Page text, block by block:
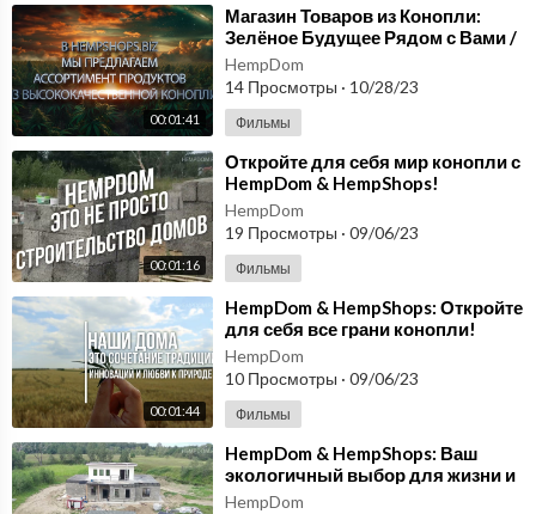
00:01:41
⁣Магазин Товаров из Конопли:
Зелёное Будущее Рядом с Вами /
hempshops.biz
HempDom
14 Просмотры · 10/28/23
Фильмы
00:01:16
⁣Откройте для себя мир конопли с
HempDom & HempShops!
HempDom
19 Просмотры · 09/06/23
Фильмы
00:01:44
⁣HempDom & HempShops: Откройте
для себя все грани конопли!
HempDom
10 Просмотры · 09/06/23
Фильмы
⁣HempDom & HempShops: Ваш
экологичный выбор для жизни и
здоровья!
HempDom